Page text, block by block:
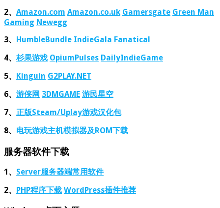
2、 Amazon.com Amazon.co.uk Gamersgate Green Man
Gaming Newegg
3、 HumbleBundle IndieGala Fanatical
4、 杉果游戏 OpiumPulses DailyIndieGame
5、 Kinguin G2PLAY.NET
6、 游侠网 3DMGAME 游民星空
7、 正版Steam/Uplay游戏汉化包
8、 电玩游戏主机模拟器及ROM下载
服务器软件下载
1、 Server服务器端常用软件
2、
PHP程序下载 WordPress插件推荐